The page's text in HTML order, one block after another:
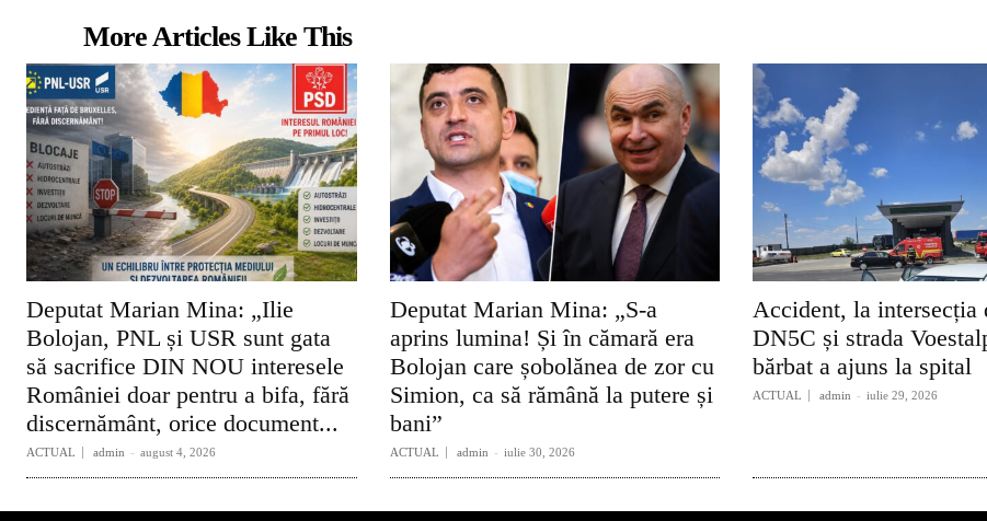
More Articles Like This
Deputat Marian Mina: „Ilie
Bolojan, PNL și USR sunt gata
să sacrifice DIN NOU interesele
României doar pentru a bifa, fără
discernământ, orice document...
ACTUAL admin - august 4, 2026
Deputat Marian Mina: „S-a
aprins lumina! Și în cămară era
Bolojan care șobolănea de zor cu
Simion, ca să rămână la putere și
bani”
ACTUAL admin - iulie 30, 2026
Accident, la intersecția
DN5C și strada
bărbat a ajuns la spital
ACTUAL admin - iulie 29, 2026